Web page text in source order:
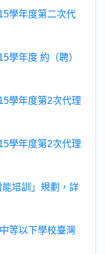
學年度第二次代
學年度 約（聘）
學年度第2次代理
學年度第2次代理
培訓」規劃，詳
等以下學校臺灣